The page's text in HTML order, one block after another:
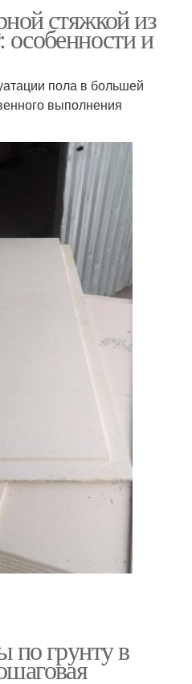
стяжкой из
особенности и
пола в большей
выполнения
по грунту в